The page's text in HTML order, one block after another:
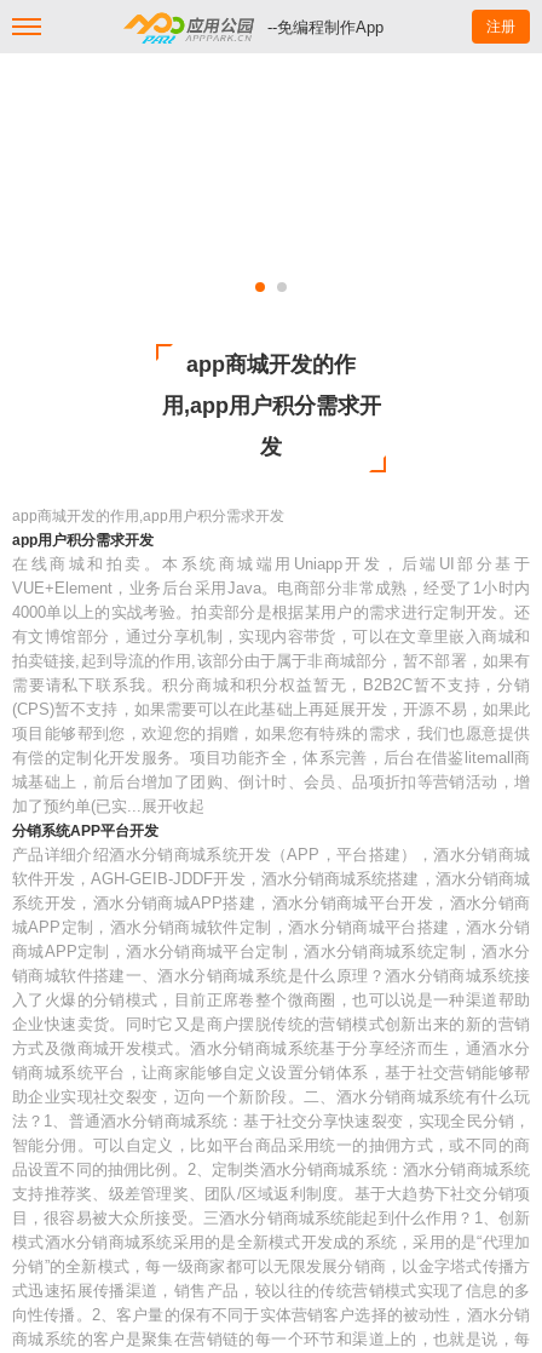
--免编程制作App 注册
app商城开发的作
用,app用户积分需求开
发
app商城开发的作用,app用户积分需求开发
app用户积分需求开发
在线商城和拍卖。本系统商城端用Uniapp开发，后端UI部分基于
VUE+Element，业务后台采用Java。电商部分非常成熟，经受了1小时内
4000单以上的实战考验。拍卖部分是根据某用户的需求进行定制开发。还
有文博馆部分，通过分享机制，实现内容带货，可以在文章里嵌入商城和
拍卖链接,起到导流的作用,该部分由于属于非商城部分，暂不部署，如果有
需要请私下联系我。积分商城和积分权益暂无，B2B2C暂不支持，分销
(CPS)暂不支持，如果需要可以在此基础上再延展开发，开源不易，如果此
项目能够帮到您，欢迎您的捐赠，如果您有特殊的需求，我们也愿意提供
有偿的定制化开发服务。项目功能齐全，体系完善，后台在借鉴litemall商
城基础上，前后台增加了团购、倒计时、会员、品项折扣等营销活动，增
加了预约单(已实...展开收起
分销系统APP平台开发
产品详细介绍酒水分销商城系统开发（APP，平台搭建），酒水分销商城
软件开发，AGH-GEIB-JDDF开发，酒水分销商城系统搭建，酒水分销商城
系统开发，酒水分销商城APP搭建，酒水分销商城平台开发，酒水分销商
城APP定制，酒水分销商城软件定制，酒水分销商城平台搭建，酒水分销
商城APP定制，酒水分销商城平台定制，酒水分销商城系统定制，酒水分
销商城软件搭建一、酒水分销商城系统是什么原理？酒水分销商城系统接
入了火爆的分销模式，目前正席卷整个微商圈，也可以说是一种渠道帮助
企业快速卖货。同时它又是商户摆脱传统的营销模式创新出来的新的营销
方式及微商城开发模式。酒水分销商城系统基于分享经济而生，通酒水分
销商城系统平台，让商家能够自定义设置分销体系，基于社交营销能够帮
助企业实现社交裂变，迈向一个新阶段。二、酒水分销商城系统有什么玩
法？1、普通酒水分销商城系统：基于社交分享快速裂变，实现全民分销，
智能分佣。可以自定义，比如平台商品采用统一的抽佣方式，或不同的商
品设置不同的抽佣比例。2、定制类酒水分销商城系统：酒水分销商城系统
支持推荐奖、级差管理奖、团队/区域返利制度。基于大趋势下社交分销项
目，很容易被大众所接受。三酒水分销商城系统能起到什么作用？1、创新
模式酒水分销商城系统采用的是全新模式开发成的系统，采用的是“代理加
分销”的全新模式，每一级商家都可以无限发展分销商，以金字塔式传播方
式迅速拓展传播渠道，销售产品，较以往的传统营销模式实现了信息的多
向性传播。2、客户量的保有不同于实体营销客户选择的被动性，酒水分销
商城系统的客户是聚集在营销链的每一个环节和渠道上的，也就是说，每